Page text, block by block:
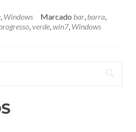
, Windows Marcado bar, barra,
,verde,win7, Windows